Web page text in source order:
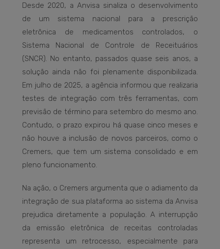
Desde 2020, a Anvisa sinaliza o desenvolvimento
de um sistema nacional para a prescrição
eletrônica de medicamentos controlados, o
Sistema Nacional de Controle de Receituários
(SNCR). No entanto, passados quase seis anos, a
solução ainda não foi plenamente disponibilizada.
Em julho de 2025, a agência informou que realizaria
testes de integração com três ferramentas, com
previsão de término para setembro do mesmo ano.
Contudo, o prazo expirou há quase cinco meses e
não houve a inclusão de novos parceiros, como o
Cremers, que tem um sistema consolidado e em
pleno funcionamento.
Na ação, o Cremers argumenta que o adiamento da
integração de sua plataforma ao sistema da Anvisa
prejudica diretamente a população. A interrupção
da emissão eletrônica de receitas controladas
representa um retrocesso, especialmente para